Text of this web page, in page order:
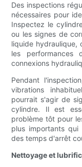
Des inspections
nécessaires pour
Inspectez le
ou les signes de
liquide hydraulique,
les
connexions
Pendant
vibrations
pourrait s'agir de
cylindre. Il est
problème tôt pour
plus importants qui
des temps d'arrêt
Nettoyage et